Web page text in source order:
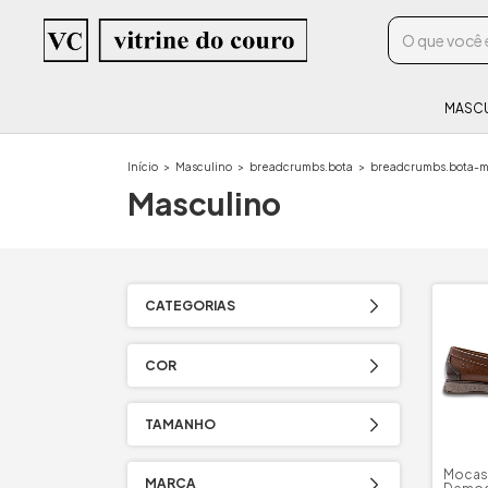
Início > Masculino > breadcrumbs.bota > breadcrumbs.bota-
Masculino
CATEGORIAS
COR
TAMANHO
MARCA